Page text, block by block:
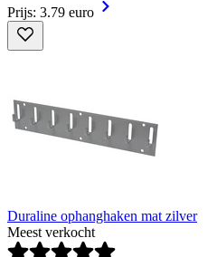
Prijs: 3.79 euro
Duraline ophanghaken mat zilver
Meest verkocht